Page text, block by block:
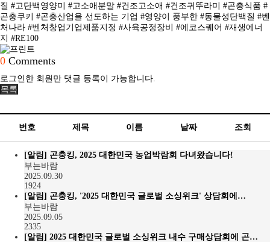
질 #고단백영양미 #고소애분말 #건조고소애 #건조귀뚜라미 #곤충식품 #
곤충쿠키 #곤충산업을 선도하는 기업 #영양이 풍부한 #동물성단백질 #벤
처나라 #벤처창업기업제품지정 #사육공정장비 #에코스퀘어 #재생에너
지 #RE100
0 Comments
로그인한 회원만 댓글 등록이 가능합니다.
목록
번호 제목 이름 날짜 조회
[알림] 곤충킹, 2025 대한민국 농업박람회 다녀왔습니다!
부는바람
2025.09.30
1924
[알림] 곤충킹, '2025 대한민국 글로벌 소싱위크' 상담회에…
부는바람
2025.09.05
2335
[알림] 2025 대한민국 글로벌 소싱위크 내수 구매상담회에 곤…